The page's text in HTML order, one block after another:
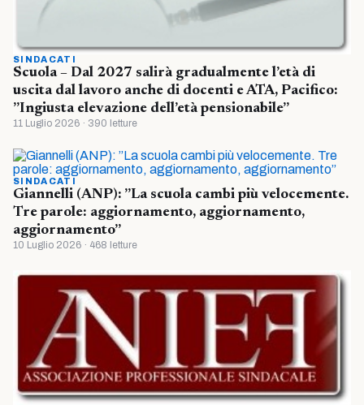
SINDACATI
Scuola – Dal 2027 salirà gradualmente l’età di
uscita dal lavoro anche di docenti e ATA, Pacifico:
”Ingiusta elevazione dell’età pensionabile”
11 Luglio 2026 · 390 letture
SINDACATI
Giannelli (ANP): ”La scuola cambi più velocemente.
Tre parole: aggiornamento, aggiornamento,
aggiornamento”
10 Luglio 2026 · 468 letture